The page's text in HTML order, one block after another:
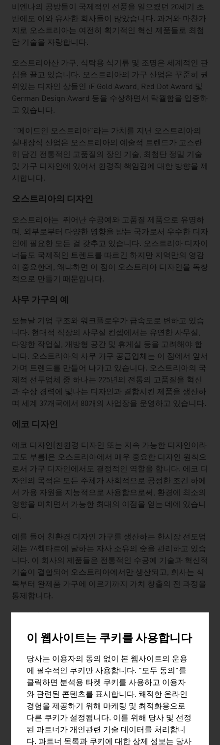
비엔나의 공방들이 국제적인 선풍을 일으켰던 20세기 초
반에도 이와 유사한 회사들이 많았습니다. 과거와 마찬가
지로 오스트리아는 여전히 획기적인 혁신 제품들로 최첨
단 기술을 자랑합니다.
오스트리아산 가구, 식탁용 식기류 및 조명은 세계적인 관
심을 끌고 있습니다. 오스트리아의 가구 산업은 꾸준히 권
위있는 디자인 상들인 iF Gold Award, Red Dot Award 및
German Design Award 등을 수상하면서 탁월함을 입증하
고 있습니다.
"메이드인 오스트리아"라는 가치를 지닌 오스트리아의
실내장식 산업은 오스트리아의 예술적 트렌드가 고스란
히 담긴 전통적인 고품질의 장인 기술, 최첨단 정밀 기술
및 가구 디자인에 있어서 환경적 책임감에 대한 방향을 제
시합니다.
오스트리아의 디자인
오스트리아는 뛰어난 수공예와 고품질 제품으로 유명하
며, 외부로부터 다양한 영향을 받는 국가로서 우수한 디자
인에 필요한 모든 걸 갖추고 있습니다. 오스트리아 디자이
너들도 국제적인 트렌드를 따르긴 하지만 지역만의 영감
이 중요한데, 왜냐하면 이 점이 오스트리아 디자인을 독창
적으로 만들기 때문입니다.
사무 가구의 예
오늘날 기업 구조와 워크플로우가 급속도로 변하고 있습
니다. 현대적 직장의 사무실 컨셉에서는 유연한 사무실,
다양한 작업실, 개방형 공간 및 휴게실 등을 고려해야 합
니다. 오스트리아의 사무 가구 공급업체는 이 점에서 앞서
가며 트렌드를 만들어 나가고 있습니다. 오스트리아의 국
제적 선두업체 중 하나는 225년의 전통의 고품질을 혁신
과 수상 경력에 빛나는 디자인과 결합시킨 제품을 생산하
며 세계 37개국에서 80개의 사업장을 운영하고 있습니다.
에코 디자인
에코 디자인(친환경 디자인 또는 지속 가능한 디자인이라
고도 부름)은 오스트리아에서 매우 중요한 디자인 원칙으
로서 가구 디자인에서도 결정적인 역할을 합니다. 에코 디
자인의 목적은 모든 주체가 사회적으로 공정한 조건 하에
서 가용 자원을 지능적으로 사용함으로써, 환경에 최소의
영향을 미치면서 가능한 최대의 이점을 얻는 데에 있습니
다.
예를 들어 친환경 디자인 가구를 생산하는 한시장 선도업
체는 74헥타르에 달하는 자사 소유의 숲을 관리하고 있습
니다. 이 회사의 제품들은 전통적인 수공예 기술과 혁신적
기술이 결합되어 오스트리아에서만 생산되고, 회사는 식
목부터 완제품 가구에 이르기까지 가치 창출의 전 과정을
통제합니다.
오스트리아의 가구 및 실내장식 산업의 전통적 역량은 많
니다. 이로써 시설 부문에서 점점 더 많은 프로세스가 자
동화되고 있습니다. 장치들은 센서와 알고리즘에 의한 학
습을 통해 소유주의 습관에 맞춰 작업을 조정할 수 있습니
다. 이 점에서 특히 조명 및 주방 솔루션의 공급업체들은
흥미로운 개발품을 시장에 내놓고 있습니다.
이 웹사이트는 쿠키를 사용합니다
당사는 이용자의 동의 없이 본 웹사이트의 운용
에 필수적인 쿠키만 사용합니다. "모두 동의"를
클릭하면 분석용 타켓 쿠키를 사용하고 이용자
와 관련된 콘텐츠를 표시합니다. 쾌적한 온라인
경험을 제공하기 위해 마케팅 및 최적화용으로
다른 쿠키가 설정됩니다. 이를 위해 당사 및 선정
된 파트너가 개인관련 기술 데이터를 처리합니
다. 파트너 목록과 쿠키에 대한 상제 성보는 당사